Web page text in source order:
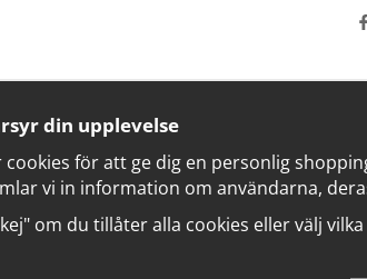
din upplevelse
cookies för att ge dig en personlig
vi in information om användarna,
om du tillåter alla cookies eller välj